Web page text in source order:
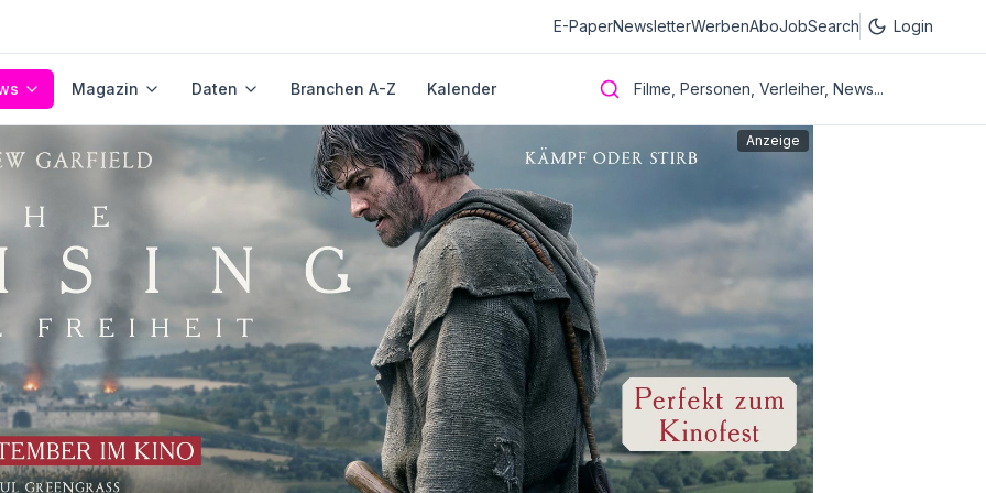
E-PaperNewsletterWerbenAboJobSearch Login
Magazin Daten Branchen A-Z Kalender Filme, Personen, Verleiher, News...
Anzeige